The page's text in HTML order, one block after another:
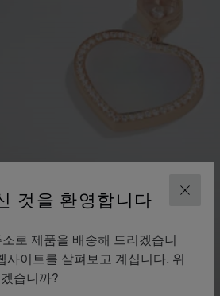
닫기
것을 환영합니다
로 제품을 배송해 드리겠습니
사이트를 살펴보고 계십니다. 위
습니까?
컬러 스톤
상상할 수 있는 모든 황홀한 조합을